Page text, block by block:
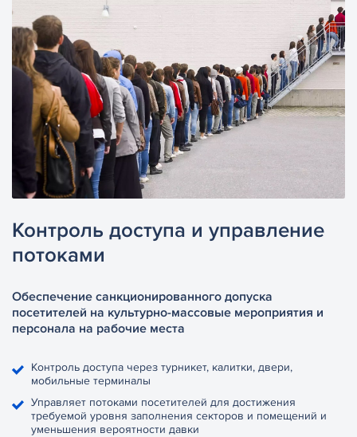
Контроль доступа и управление
потоками
Обеспечение санкционированного допуска
посетителей на культурно-массовые мероприятия и
персонала на рабочие места
Контроль доступа через турникет, калитки, двери,
мобильные терминалы
Управляет потоками посетителей для достижения
требуемой уровня заполнения секторов и помещений и
уменьшения вероятности давки